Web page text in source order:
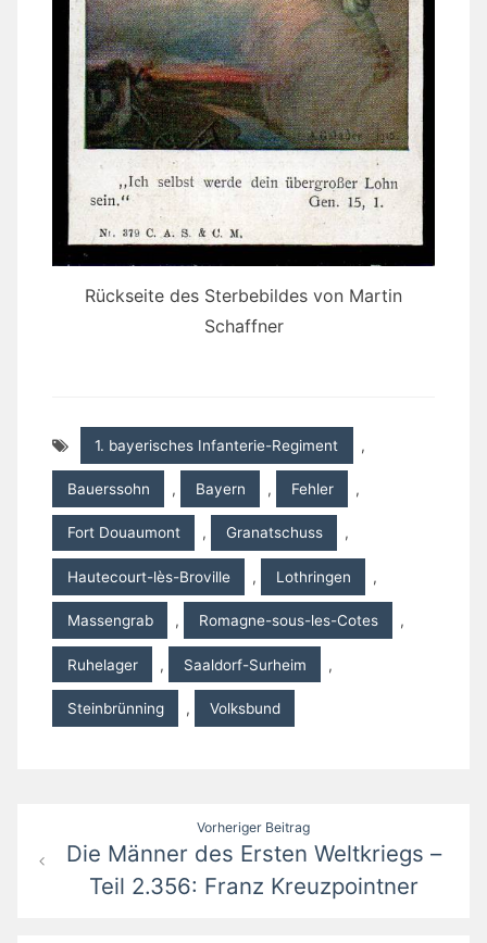
Rückseite des Sterbebildes von Martin
Schaffner
1. bayerisches Infanterie-Regiment ,
Bauerssohn , Bayern , Fehler ,
Fort Douaumont , Granatschuss ,
Hautecourt-lès-Broville , Lothringen ,
Massengrab , Romagne-sous-les-Cotes ,
Ruhelager , Saaldorf-Surheim ,
Steinbrünning , Volksbund
Beitragsnavigation
Vorheriger Beitrag
Die Männer des Ersten Weltkriegs –
Teil 2.356: Franz Kreuzpointner